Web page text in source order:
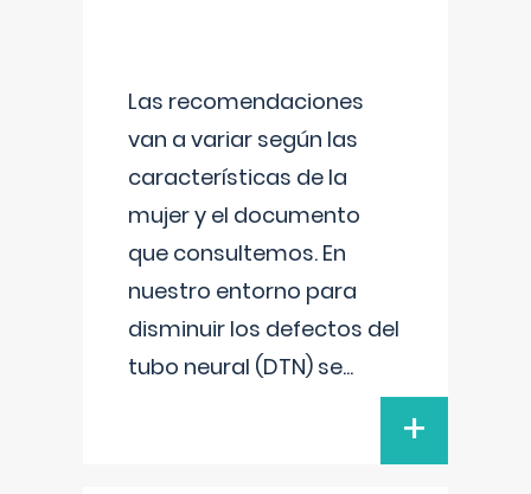
Las recomendaciones
van a variar según las
características de la
mujer y el documento
que consultemos. En
nuestro entorno para
disminuir los defectos del
tubo neural (DTN) se...
+